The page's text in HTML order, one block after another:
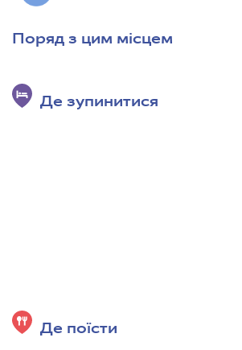
Поряд з цим місцем
Де зупинитися
Де поїсти